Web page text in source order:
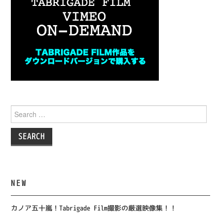
for:
NEW
カノア五十嵐！Tabrigade Film撮影の厳選映像集！！